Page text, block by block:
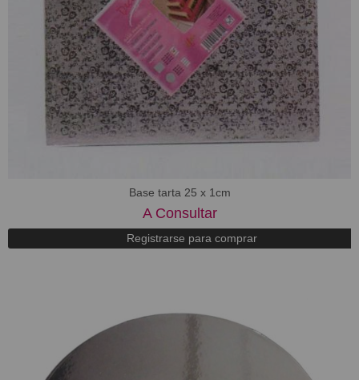
Base tarta 25 x 1cm
A Consultar
Registrarse para comprar